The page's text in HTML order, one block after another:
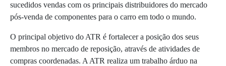
sucedidos vendas com os principais distribuidores do mercado
pós-venda de componentes para o carro em todo o mundo.
O principal objetivo do ATR é fortalecer a posição dos seus
membros no mercado de reposição, através de atividades de
compras coordenadas. A ATR realiza um trabalho árduo na